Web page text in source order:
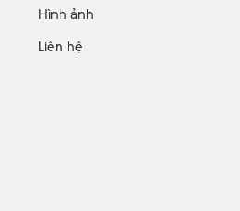
Hình ảnh
Liên hệ